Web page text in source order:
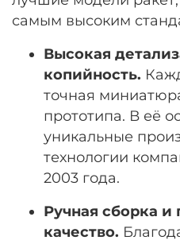
самым высоким
Высокая
копийность.
точная
прототипа. В её
уникальные
технологии
2003 года.
Ручная сборка и
качество.